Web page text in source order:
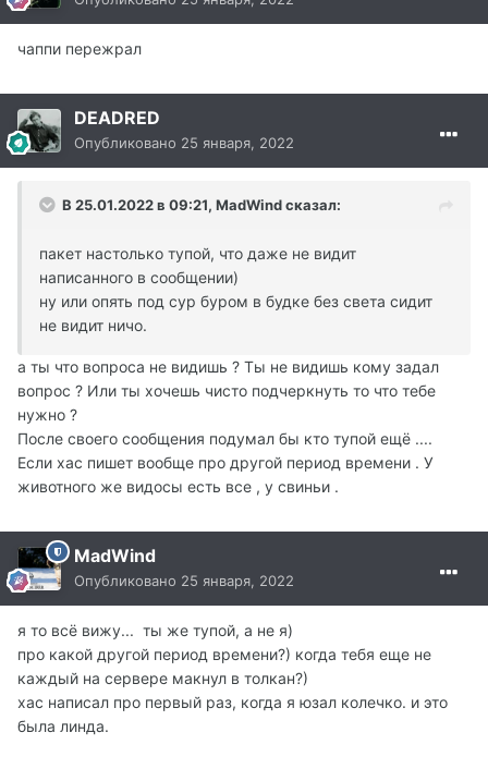
чаппи пережрал
DEADRED
Опубликовано 25 января, 2022
В 25.01.2022 в 09:21, MadWind сказал:
пакет настолько тупой, что даже не видит
написанного в сообщении)
ну или опять под сур буром в будке без света сидит
не видит ничо.
а ты что вопроса не видишь ? Ты не видишь кому задал
вопрос ? Или ты хочешь чисто подчеркнуть то что тебе
нужно ?
После своего сообщения подумал бы кто тупой ещё ....
Если хас пишет вообще про другой период времени . У
животного же видосы есть все , у свиньи .
MadWind
Опубликовано 25 января, 2022
я то всё вижу... ты же тупой, а не я)
про какой другой период времени?) когда тебя еще не
каждый на сервере макнул в толкан?)
хас написал про первый раз, когда я юзал колечко. и это
была линда.